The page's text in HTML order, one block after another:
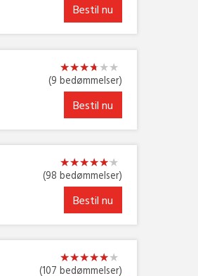
Bestil nu
★★★★★★
★★★★★★
(9 bedømmelser)
Bestil nu
★★★★★★
★★★★★★
(98 bedømmelser)
Bestil nu
★★★★★★
★★★★★★
(107 bedømmelser)